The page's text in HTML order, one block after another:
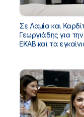
Σε Λαμία και
Γεωργιάδης για
ΕΚΑΒ και τα